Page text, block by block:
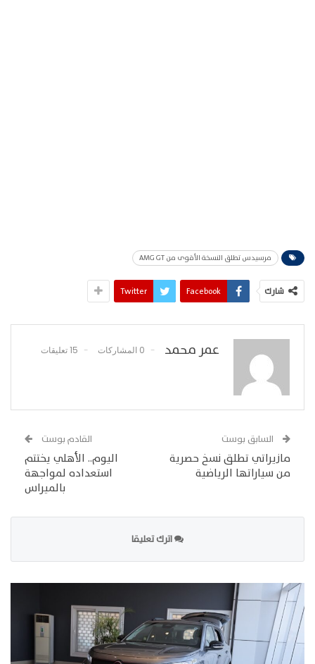
مرسيدس تطلق النسخة الأقوى من AMG GT
شارك Facebook
Twitter
عمر محمد 0 المشاركات 15 تعليقات
السابق بوست
مازيراتي تطلق نسخ حصرية
من سياراتها الرياضية
القادم بوست
اليوم.. الأهلي يختتم
استعداده لمواجهة
بالميراس
اترك تعليقا